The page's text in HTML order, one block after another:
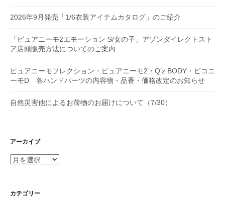
2026年9月発売「1/6衣装アイテムカタログ」のご紹介
「ピュアニーモ2エモーション S/女の子」アゾンダイレクトスト
ア店頭販売方法についてのご案内
ピュアニーモフレクション・ピュアニーモ2・Q’z BODY・ピコニ
ーモD 各ハンドパーツの内容物・品番・価格改定のお知らせ
自然災害他によるお荷物のお届けについて（7/30）
アーカイブ
ア
イ
カテゴリー